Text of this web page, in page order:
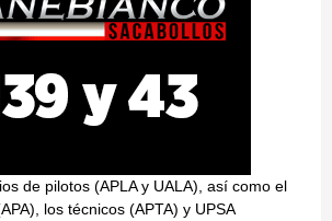
de pilotos (APLA y UALA), así como el
los técnicos (APTA) y UPSA